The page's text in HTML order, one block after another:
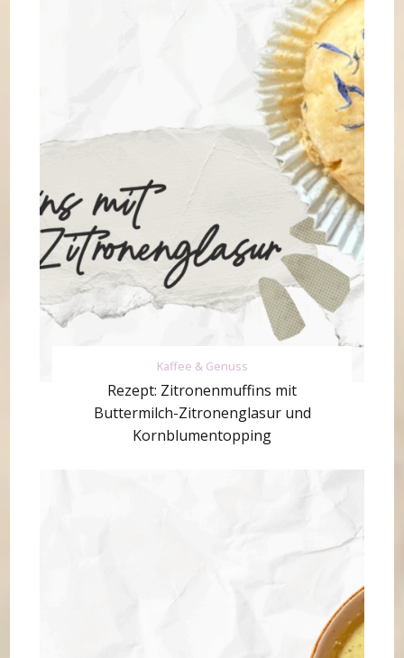
Kaffee & Genuss
Rezept: Zitronenmuffins mit
Buttermilch-Zitronenglasur und
Kornblumentopping